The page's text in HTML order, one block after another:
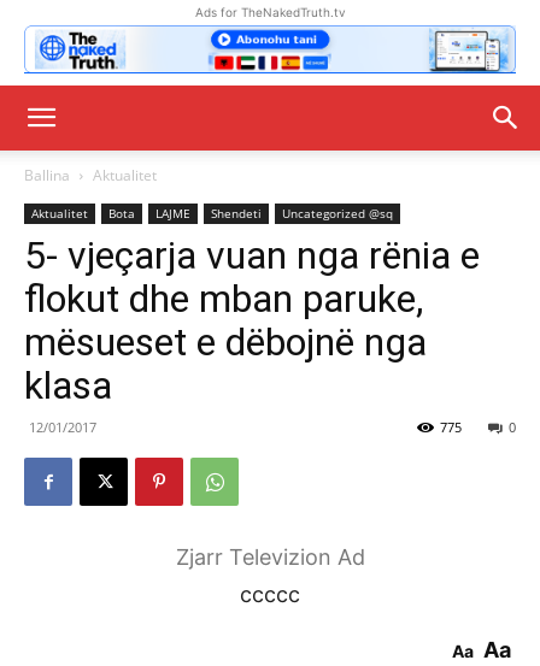
Ads for TheNakedTruth.tv
Ballina Aktualitet
Aktualitet Bota LAJME Shendeti Uncategorized @sq
5- vjeçarja vuan nga rënia e
flokut dhe mban paruke,
mësueset e dëbojnë nga
klasa
12/01/2017 0
775
Zjarr Televizion Ad
ccccc
Aa Aa